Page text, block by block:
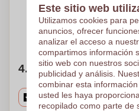
pantalla
70 x 30 mm
70 x 30
¿Necesitas ayuda?
4. Elige tu cantidad
Este sitio web
Utilizamos cookies para
anuncios, ofrecer
analizar el acceso a
compartimos información
sitio web con nuestros
publicidad y análisis.
combinar esta
usted les haya
recopilado como parte de